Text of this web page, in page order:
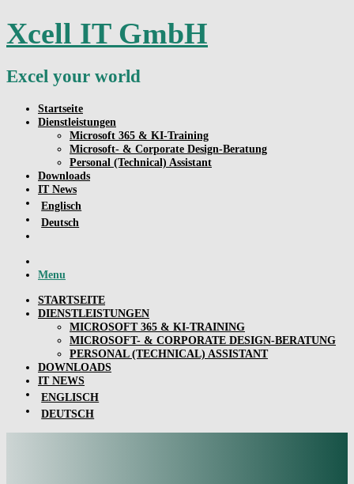
Skip
to
content
Xcell IT GmbH
Excel your world
Startseite
Dienstleistungen
Microsoft 365 & KI-Training
Microsoft- & Corporate Design-Beratung
Personal (Technical) Assistant
Downloads
IT News
Englisch
Deutsch
Menu
STARTSEITE
DIENSTLEISTUNGEN
MICROSOFT 365 & KI-TRAINING
MICROSOFT- & CORPORATE DESIGN-BERATUNG
PERSONAL (TECHNICAL) ASSISTANT
DOWNLOADS
IT NEWS
ENGLISCH
DEUTSCH